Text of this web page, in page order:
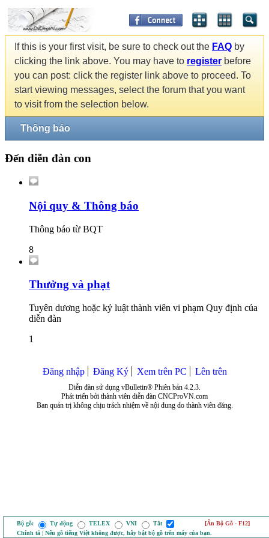
If this is your first visit, be sure to check out the FAQ by
clicking the link above. You may have to register before
you can post: click the register link above to proceed. To
start viewing messages, select the forum that you want
to visit from the selection below.
Thông báo
Đến diễn đàn con
Nội quy & Thông báo
Thông báo từ BQT
8
Thưởng và phạt
Tuyên dương hoặc kỷ luật thành viên vi phạm Quy định của
diễn đàn
1
Đăng nhập Đăng Ký Xem trên PC Lên trên
Diễn đàn sử dụng vBulletin® Phiên bản 4.2.3.
Phát triển bởi thành viên diễn đàn CNCProVN.com
Ban quản trị không chịu trách nhiệm về nội dung do thành viên đăng.
Bộ gõ: Tự động TELEX VNI Tắt
[Ẩn Bộ Gõ - F12]
Chính tả | Nếu gõ tiếng Việt không được, hãy bật bộ gõ trên máy của bạn.